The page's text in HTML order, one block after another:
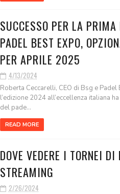
SUCCESSO PER LA
PADEL BEST EXPO,
PER APRILE 2025
4/13/2024
Roberta Ceccarelli, CEO di Bsg e Padel
l’edizione 2024 all’eccellenza italiana
del pade...
READ MORE
DOVE VEDERE I TORNEI
STREAMING
2/26/2024